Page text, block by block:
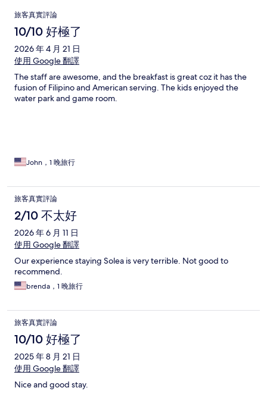
評
論
旅客真實評論
10/10 好極了
2026 年 4 月 21 日
使用 Google 翻譯
The staff are awesome, and the breakfast is great coz it has the
fusion of Filipino and American serving. The kids enjoyed the
water park and game room.
John，1 晚旅行
旅客真實評論
2/10 不太好
2026 年 6 月 11 日
使用 Google 翻譯
Our experience staying Solea is very terrible. Not good to
recommend.
brenda，1 晚旅行
旅客真實評論
10/10 好極了
2025 年 8 月 21 日
使用 Google 翻譯
Nice and good stay.